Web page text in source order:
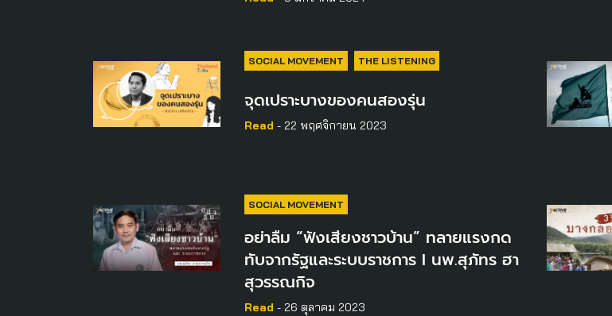
SOCIAL MOVEMENT THE LISTENING
จุดเปราะบางของคนสองรุ่น
Read - 22 พฤศจิกายน 2023
SOCIAL MOVEMENT
อย่าลืม “ฟังเสียงชาวบ้าน” ทลายแรงกด
ทับจากรัฐและระบบราชการ I นพ.สุภัทร ฮา
สุวรรณกิจ
Read - 26 ตุลาคม 2023